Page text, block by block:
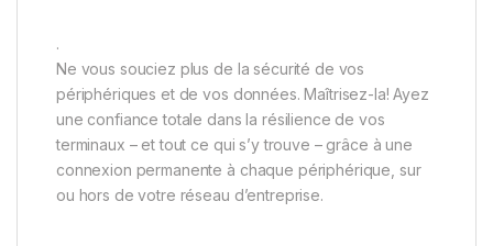
.
Ne vous souciez plus de la sécurité de vos
périphériques et de vos données. Maîtrisez-la! Ayez
une confiance totale dans la résilience de vos
terminaux – et tout ce qui s’y trouve – grâce à une
connexion permanente à chaque périphérique, sur
ou hors de votre réseau d’entreprise.